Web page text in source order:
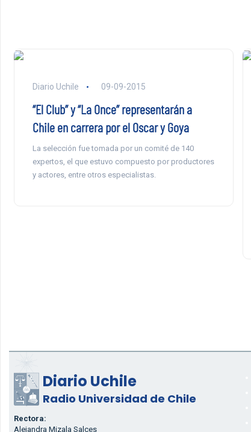
Diario Uchile 09-09-2015
“El Club” y “La Once” representarán a
Chile en carrera por el Oscar y Goya
La selección fue tomada por un comité de 140
expertos, el que estuvo compuesto por productores
y actores, entre otros especialistas.
Diario Uchile
Radio Universidad de Chile
Rectora:
Alejandra Mizala Salces